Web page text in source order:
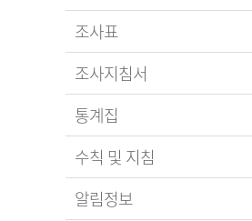
조사표
조사지침서
통계집
수칙 및 지침
알림정보